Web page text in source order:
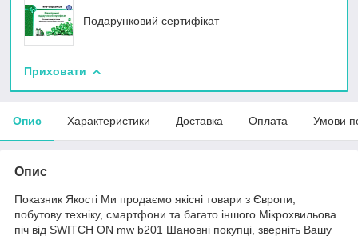
Подарунковий сертифікат
Приховати
Опис Характеристики Доставка Оплата Умови
Опис
Показник Якості Ми продаємо якісні товари з Європи,
побутову техніку, смартфони та багато іншого Мікрохвильова
піч від SWITCH ON mw b201 Шановні покупці, зверніть Вашу